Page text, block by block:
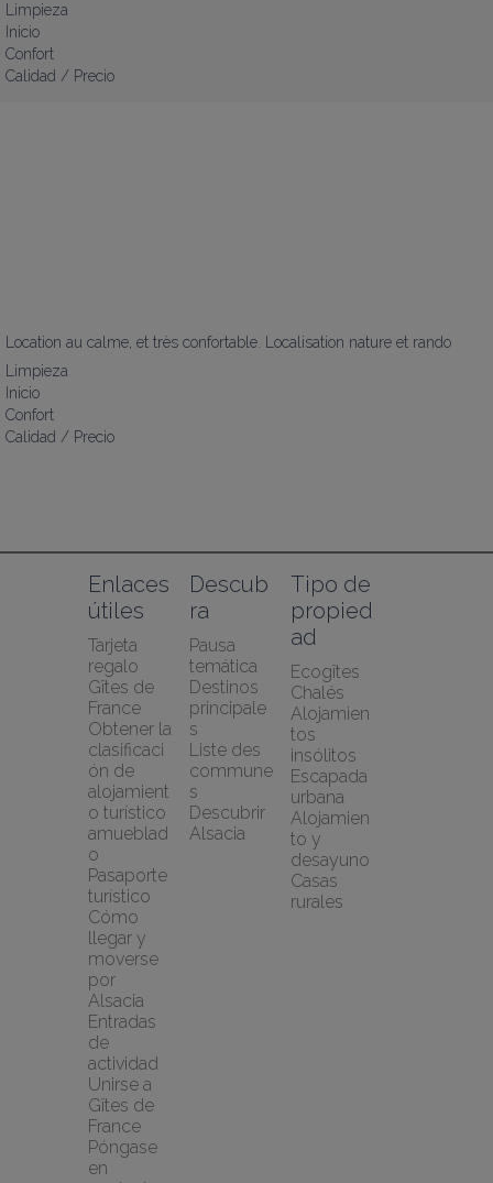
Limpieza
Inicio
Confort
Calidad / Precio
Location au calme, et très confortable. Localisation nature et rando
Limpieza
Inicio
Confort
Calidad / Precio
Enlaces
útiles
Tarjeta
regalo
Gîtes de
France
Obtener la
clasificaci
ón de
alojamient
o turístico
amueblad
o
Pasaporte
turístico
Cómo
llegar y
moverse
por
Alsacia
Entradas
de
actividad
Unirse a
Gîtes de
France
Póngase
en
Descub
ra
Pausa
temática
Destinos
principale
s
Liste des
commune
s
Descubrir
Alsacia
Tipo de
propied
ad
Ecogîtes
Chalés
Alojamien
tos
insólitos
Escapada
urbana
Alojamien
to y
desayuno
Casas
rurales